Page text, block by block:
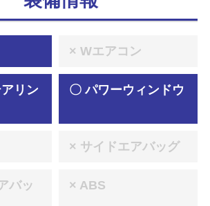
× Wエアコン
リン
〇 パワーウィンドウ
× サイドエアバッグ
バッ
× ABS